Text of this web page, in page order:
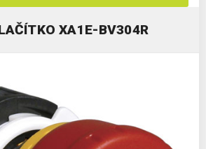
XA1E-BV304R